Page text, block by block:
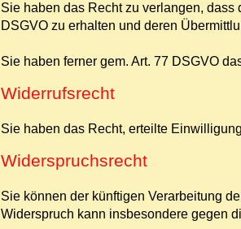
Sie haben das Recht zu verlangen,
DSGVO zu erhalten und deren
Sie haben ferner gem. Art. 77 DSGVO
Widerrufsrecht
Sie haben das Recht, erteilte
Widerspruchsrecht
Sie können der künftigen Verarbeitung
Widerspruch kann insbesondere gegen